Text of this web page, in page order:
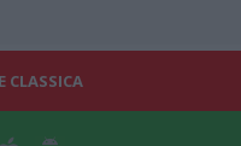
CLASSICA